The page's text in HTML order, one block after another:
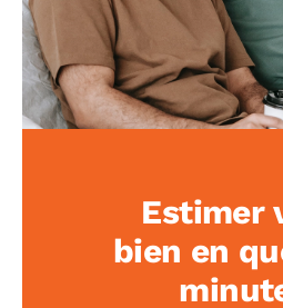
Estimer
bien en